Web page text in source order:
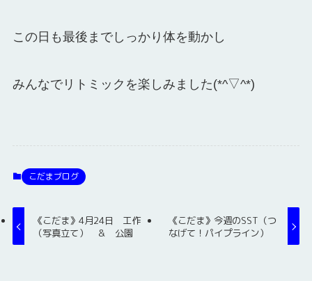
この日も最後までしっかり体を動かし
みんなでリトミックを楽しみました(*^▽^*)
こだまブログ
《こだま》4月24日 工作
（写真立て） ＆ 公園
《こだま》今週のSST（つ
なげて！パイプライン）